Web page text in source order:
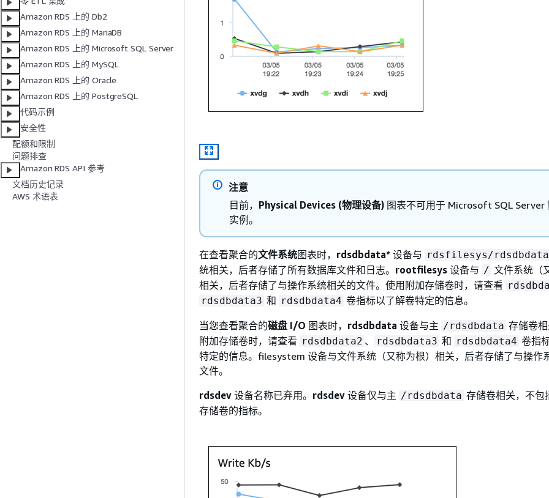
Amazon RDS 上的 Db2
Amazon RDS 上的 MariaDB
Amazon RDS 上的 Microsoft SQL Server
Amazon RDS 上的 MySQL
Amazon RDS 上的 Oracle
Amazon RDS 上的 PostgreSQL
代码示例
安全性
配额和限制
问题排查
Amazon RDS API 参考
文档历史记录
AWS 术语表
注意
目前， Physical Devices (物理设备) 图表不可用于 Microsoft SQL Server
实例。
在查看聚合的文件系统图表时， rdsdbdata* 设备与 rdsfilesys/
统相关，后者存储了所有数据库文件和日志。 rootfilesys 设备与 / 文件系统（
相关，后者存储了与操作系统相关的文件。使用附加存储卷时，请查看
rdsdbdata3 和 rdsdbdata4 卷指标以了解卷特定的信息。
当您查看聚合的磁盘 I/O 图表时， rdsdbdata 设备与主 /rdsdbdata 存储卷
附加存储卷时，请查看 rdsdbdata2 、 rdsdbdata3 和 rdsdbdata4 卷指
特定的信息。filesystem 设备与文件系统（又称为根）相关，后者存储了与操作
文件。
rdsdev 设备名称已弃用。 rdsdev 设备仅与主 /rdsdbdata 存储卷相关，不包
存储卷的指标。